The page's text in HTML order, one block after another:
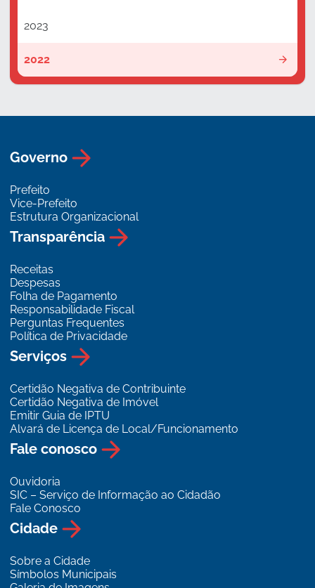
2023
2022
Governo
Prefeito
Vice-Prefeito
Estrutura Organizacional
Transparência
Receitas
Despesas
Folha de Pagamento
Responsabilidade Fiscal
Perguntas Frequentes
Política de Privacidade
Serviços
Certidão Negativa de Contribuinte
Certidão Negativa de Imóvel
Emitir Guia de IPTU
Alvará de Licença de Local/Funcionamento
Fale conosco
Ouvidoria
SIC – Serviço de Informação ao Cidadão
Fale Conosco
Cidade
Sobre a Cidade
Símbolos Municipais